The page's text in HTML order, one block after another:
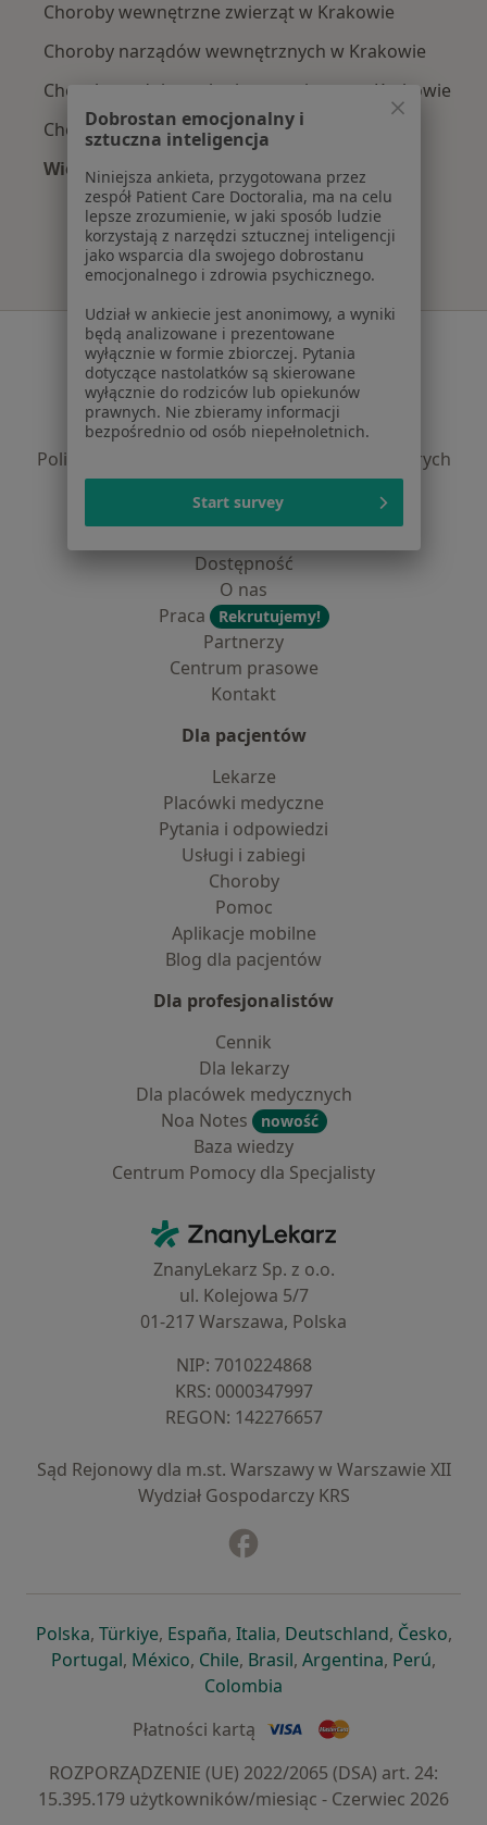
Choroby wewnętrzne zwierząt w Krakowie
Choroby narządów wewnętrznych w Krakowie
Choroby endokrynologiczne zwierząt w Krakowie
Choroby zakaźne zwierząt w Krakowie
Więcej (15)
Więcej w kategorii: Najczęście leczone
Serwis
Regulamin
Polityka prywatności pacjentów
Polityka prywatności profesjonalistów
Polityka prywatności dla profesjonalistów, których
dane pozyskaliśmy samodzielnie
Polityka cookies
Dostępność
O nas
Praca
Rekrutujemy!
Partnerzy
Centrum prasowe
Kontakt
Dla pacjentów
Lekarze
Placówki medyczne
Pytania i odpowiedzi
Usługi i zabiegi
Choroby
Pomoc
Aplikacje mobilne
Blog dla pacjentów
Dla profesjonalistów
Cennik
Dla lekarzy
Dla placówek medycznych
Noa Notes
nowość
Baza wiedzy
Centrum Pomocy dla Specjalisty
ZnanyLekarz - Strona główna
ZnanyLekarz Sp. z o.o.
ul. Kolejowa 5/7
01-217 Warszawa, Polska
NIP: ⁠7010224868
KRS: ⁠0000347997
REGON: ⁠142276657
Sąd Rejonowy dla m.st. Warszawy w Warszawie XII
Wydział Gospodarczy KRS
Polskaotwiera się w nowej karcie
, Türkiyeotwiera się w nowej karcie
, Españaotwiera się w nowej karcie
, Italiaotwiera się w nowej
, Deutschlandotwiera się
, Česko,
Portugalotwiera się w nowej karcie
, Méxicootwiera się w nowej karcie
, Chileotwiera się w nowej karcie
, Brasilotwiera się w nowej
, Argentinaotwiera się
, Perú,
Colombia
Płatności kartą
ROZPORZĄDZENIE (UE) 2022/2065 (DSA) art. 24:
15.395.179 użytkowników/miesiąc - Czerwiec 2026
Dobrostan emocjonalny i
sztuczna inteligencja
Niniejsza ankieta, przygotowana przez
zespół Patient Care Doctoralia, ma na celu
lepsze zrozumienie, w jaki sposób ludzie
korzystają z narzędzi sztucznej inteligencji
jako wsparcia dla swojego dobrostanu
emocjonalnego i zdrowia psychicznego.
Udział w ankiecie jest anonimowy, a wyniki
będą analizowane i prezentowane
wyłącznie w formie zbiorczej. Pytania
dotyczące nastolatków są skierowane
wyłącznie do rodziców lub opiekunów
prawnych. Nie zbieramy informacji
bezpośrednio od osób niepełnoletnich.
Start survey